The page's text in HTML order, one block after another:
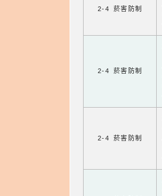
2-4 菸害防制
2-4 菸害防制
2-4 菸害防制